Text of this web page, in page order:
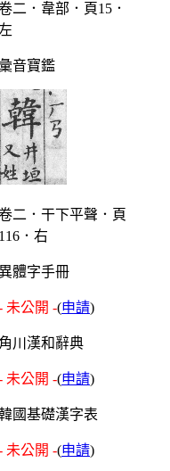
二．韋部．頁15．
左
音寶鑑
二．干下平聲．頁
116．右
體字手冊
未公開 -(申請)
角川漢和辭典
未公開 -(申請)
國基礎漢字表
未公開 -(申請)